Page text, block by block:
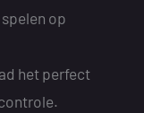
op
het perfect